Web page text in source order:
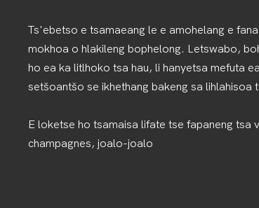
Ts'ebetso e tsamaeang le e amohelang e
mokhoa o hlakileng bophelong. Letswabo,
ho ea ka litlhoko tsa hau, li hanyetsa mefuta
setšoantšo se ikhethang bakeng sa lihlahisoa
E loketse ho tsamaisa lifate tse fapaneng tsa
champagnes, joalo-joalo